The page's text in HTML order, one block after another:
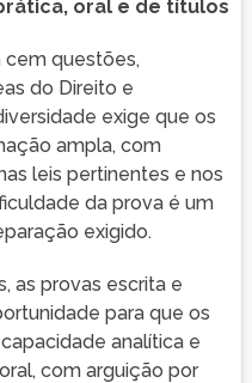
oral e de títulos
questões,
do Direito e
exige que os
ampla, com
leis pertinentes e nos
da prova é um
exigido.
as provas escrita e
para que os
analítica e
com arguição por